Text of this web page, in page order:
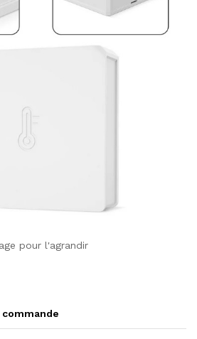
pour l'agrandir